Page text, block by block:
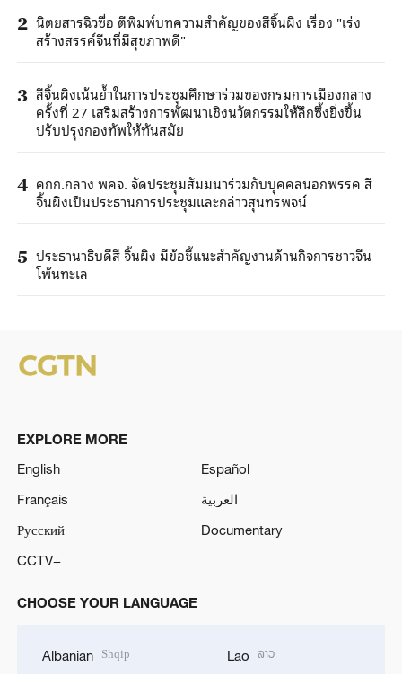
2 นิตยสารฉิวซื่อ ตีพิมพ์บทความสำคัญของสีจิ้นผิง เรื่อง "เร่ง
สร้างสรรค์จีนที่มีสุขภาพดี"
3 สีจิ้นผิงเน้นย้ำในการประชุมศึกษาร่วมของกรมการเมืองกลาง
ครั้งที่ 27 เสริมสร้างการพัฒนาเชิงนวัตกรรมให้ลึกซึ้งยิ่งขึ้น
ปรับปรุงกองทัพให้ทันสมัย
4 คกก.กลาง พคจ. จัดประชุมสัมมนาร่วมกับบุคคลนอกพรรค สี
จิ้นผิงเป็นประธานการประชุมและกล่าวสุนทรพจน์
5 ประธานาธิบดีสี จิ้นผิง มีข้อชี้แนะสำคัญงานด้านกิจการชาวจีน
โพ้นทะเล
EXPLORE MORE
English
Español
Français
العربية
Русский
Documentary
CCTV+
CHOOSE YOUR LANGUAGE
Albanian Shqip Lao ລາວ